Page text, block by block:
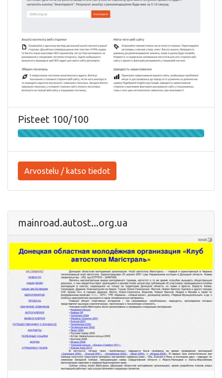
Pisteet 100/100
Arvostelu / katso tiedot
mainroad.autost...org.ua